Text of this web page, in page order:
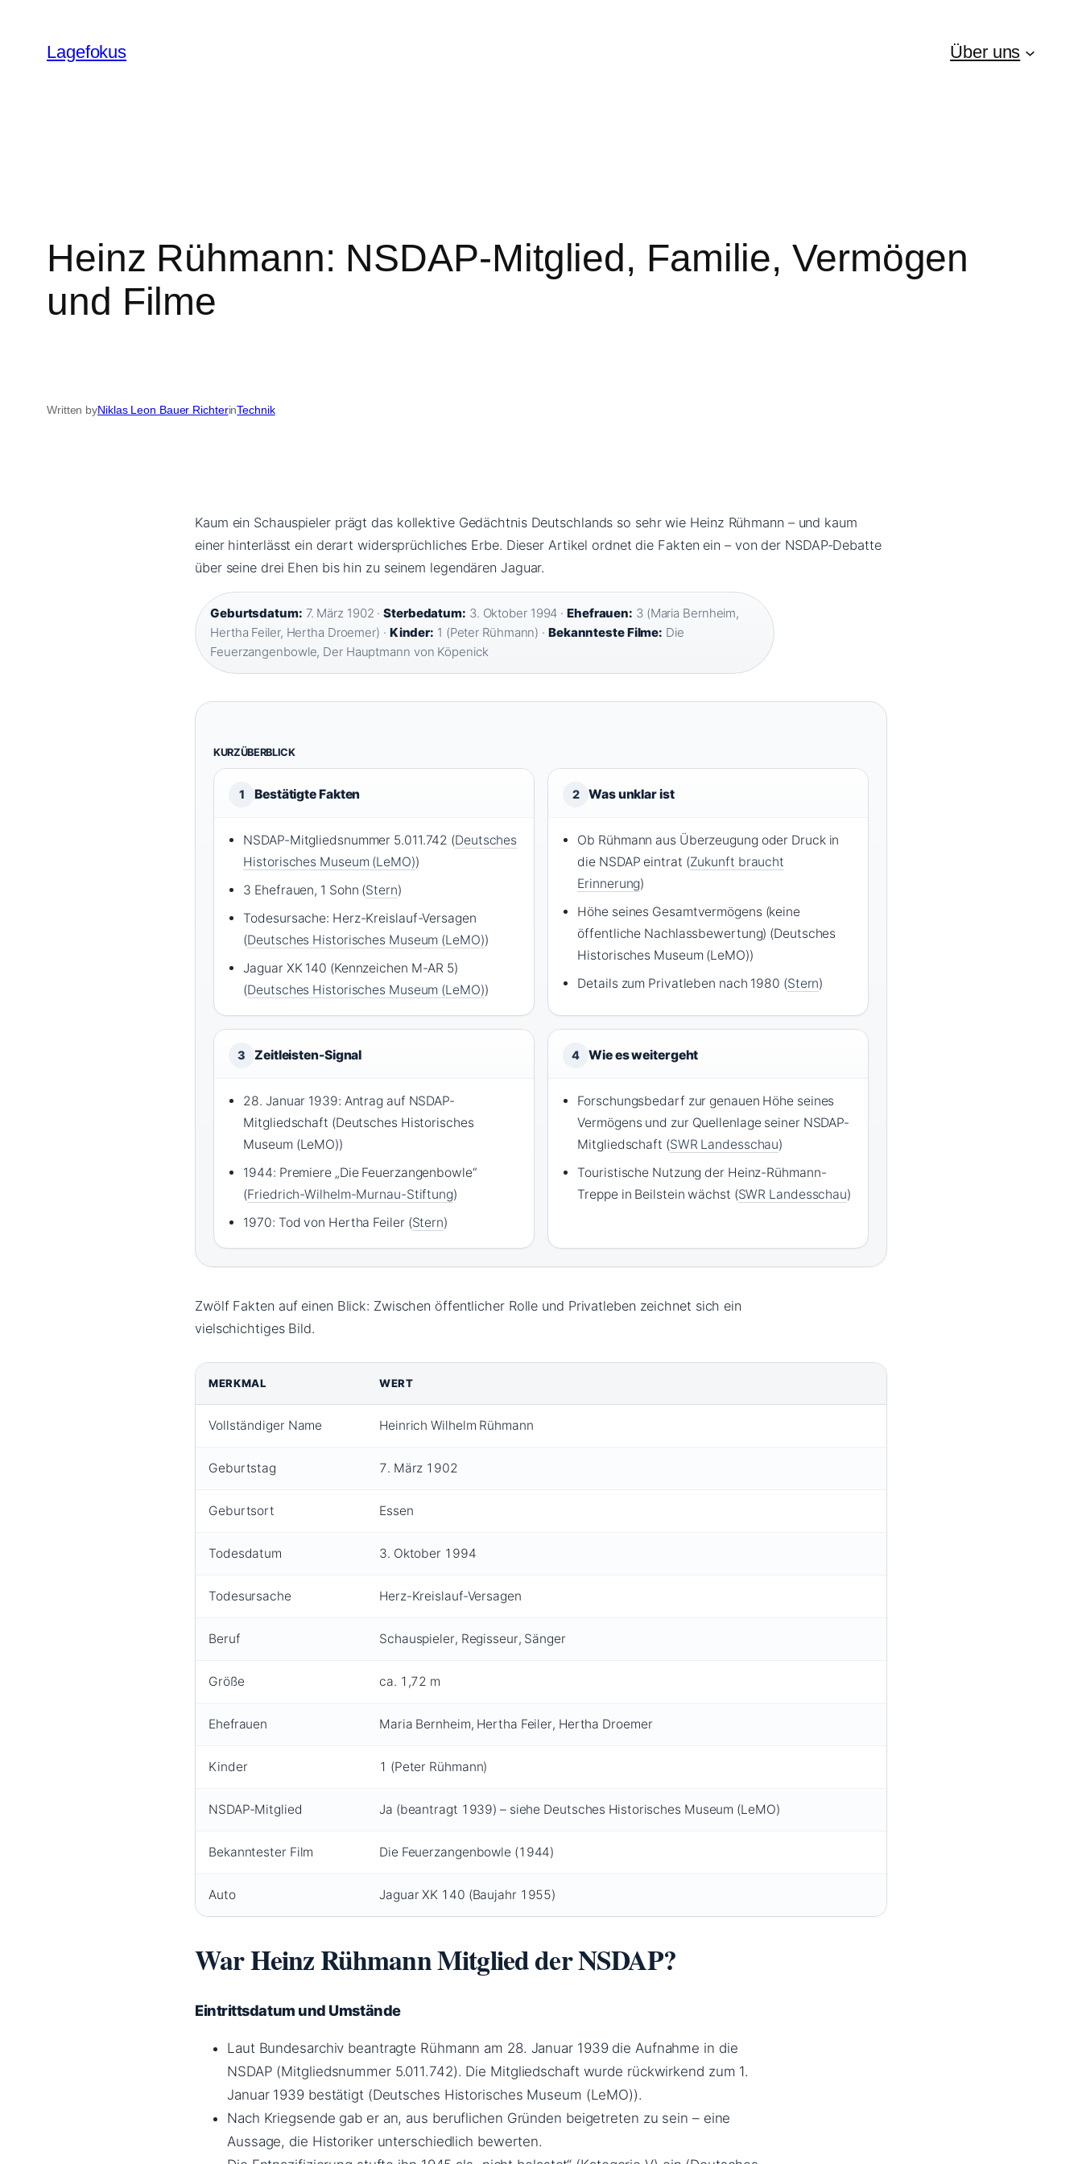
content
Lagefokus Über uns
Heinz Rühmann: NSDAP-Mitglied, Familie, Vermögen
und Filme
Written byNiklas Leon Bauer RichterinTechnik
Kaum ein Schauspieler prägt das kollektive Gedächtnis Deutschlands so sehr wie Heinz Rühmann – und kaum
einer hinterlässt ein derart widersprüchliches Erbe. Dieser Artikel ordnet die Fakten ein – von der NSDAP-Debatte
über seine drei Ehen bis hin zu seinem legendären Jaguar.
Geburtsdatum: 7. März 1902 ·Sterbedatum: 3. Oktober 1994 ·Ehefrauen: 3 (Maria Bernheim,
Hertha Feiler, Hertha Droemer) · Kinder: 1 (Peter Rühmann) · Bekannteste Filme: Die
Feuerzangenbowle, Der Hauptmann von Köpenick
KURZÜBERBLICK
1 Bestätigte Fakten
NSDAP-Mitgliedsnummer 5.011.742 (Deutsches
Historisches Museum (LeMO))
3 Ehefrauen, 1 Sohn (Stern)
Todesursache: Herz-Kreislauf-Versagen
(Deutsches Historisches Museum (LeMO))
Jaguar XK 140 (Kennzeichen M-AR 5)
(Deutsches Historisches Museum (LeMO))
2 Was unklar ist
Ob Rühmann aus Überzeugung oder Druck in
die NSDAP eintrat (Zukunft braucht
Erinnerung)
Höhe seines Gesamtvermögens (keine
öffentliche Nachlassbewertung) (Deutsches
Historisches Museum (LeMO))
Details zum Privatleben nach 1980 (Stern)
3 Zeitleisten-Signal
28. Januar 1939: Antrag auf NSDAP-
Mitgliedschaft (Deutsches Historisches
Museum (LeMO))
1944: Premiere „Die Feuerzangenbowle“
(Friedrich-Wilhelm-Murnau-Stiftung)
1970: Tod von Hertha Feiler (Stern)
4 Wie es weitergeht
Forschungsbedarf zur genauen Höhe seines
Vermögens und zur Quellenlage seiner NSDAP-
Mitgliedschaft (SWR Landesschau)
Touristische Nutzung der Heinz-Rühmann-
Treppe in Beilstein wächst (SWR Landesschau)
Zwölf Fakten auf einen Blick: Zwischen öffentlicher Rolle und Privatleben zeichnet sich ein
vielschichtiges Bild.
MERKMAL WERT
Vollständiger Name Heinrich Wilhelm Rühmann
Geburtstag 7. März 1902
Geburtsort Essen
Todesdatum 3. Oktober 1994
Todesursache Herz-Kreislauf-Versagen
Beruf Schauspieler, Regisseur, Sänger
Größe ca. 1,72 m
Ehefrauen Maria Bernheim, Hertha Feiler, Hertha Droemer
Kinder 1 (Peter Rühmann)
NSDAP-Mitglied Ja (beantragt 1939) – siehe Deutsches Historisches Museum (LeMO)
Bekanntester Film Die Feuerzangenbowle (1944)
Auto Jaguar XK 140 (Baujahr 1955)
War Heinz Rühmann Mitglied der NSDAP?
Eintrittsdatum und Umstände
Laut Bundesarchiv beantragte Rühmann am 28. Januar 1939 die Aufnahme in die
NSDAP (Mitgliedsnummer 5.011.742). Die Mitgliedschaft wurde rückwirkend zum 1.
Januar 1939 bestätigt (Deutsches Historisches Museum (LeMO)).
Nach Kriegsende gab er an, aus beruflichen Gründen beigetreten zu sein – eine
Aussage, die Historiker unterschiedlich bewerten.